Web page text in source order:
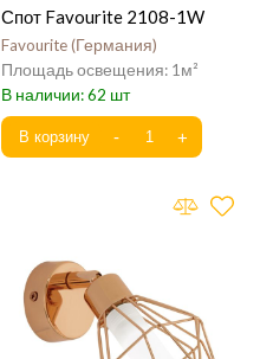
Спот Favourite 2108-1W
Favourite Германия
1
62